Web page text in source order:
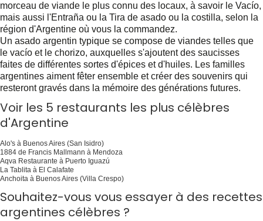
morceau de viande le plus connu des locaux, à savoir le Vacío,
mais aussi l'Entraña ou la Tira de asado ou la costilla, selon la
région d'Argentine où vous la commandez.
Un asado argentin typique se compose de viandes telles que
le vacío et le chorizo, auxquelles s'ajoutent des saucisses
faites de différentes sortes d'épices et d'huiles. Les familles
argentines aiment fêter ensemble et créer des souvenirs qui
resteront gravés dans la mémoire des générations futures.
Voir les 5 restaurants les plus célèbres
d'Argentine
Alo's à Buenos Aires (San Isidro)
1884 de Francis Mallmann à Mendoza
Aqva Restaurante à Puerto Iguazú
La Tablita à El Calafate
Anchoita à Buenos Aires (Villa Crespo)
Souhaitez-vous vous essayer à des recettes
argentines célèbres ?